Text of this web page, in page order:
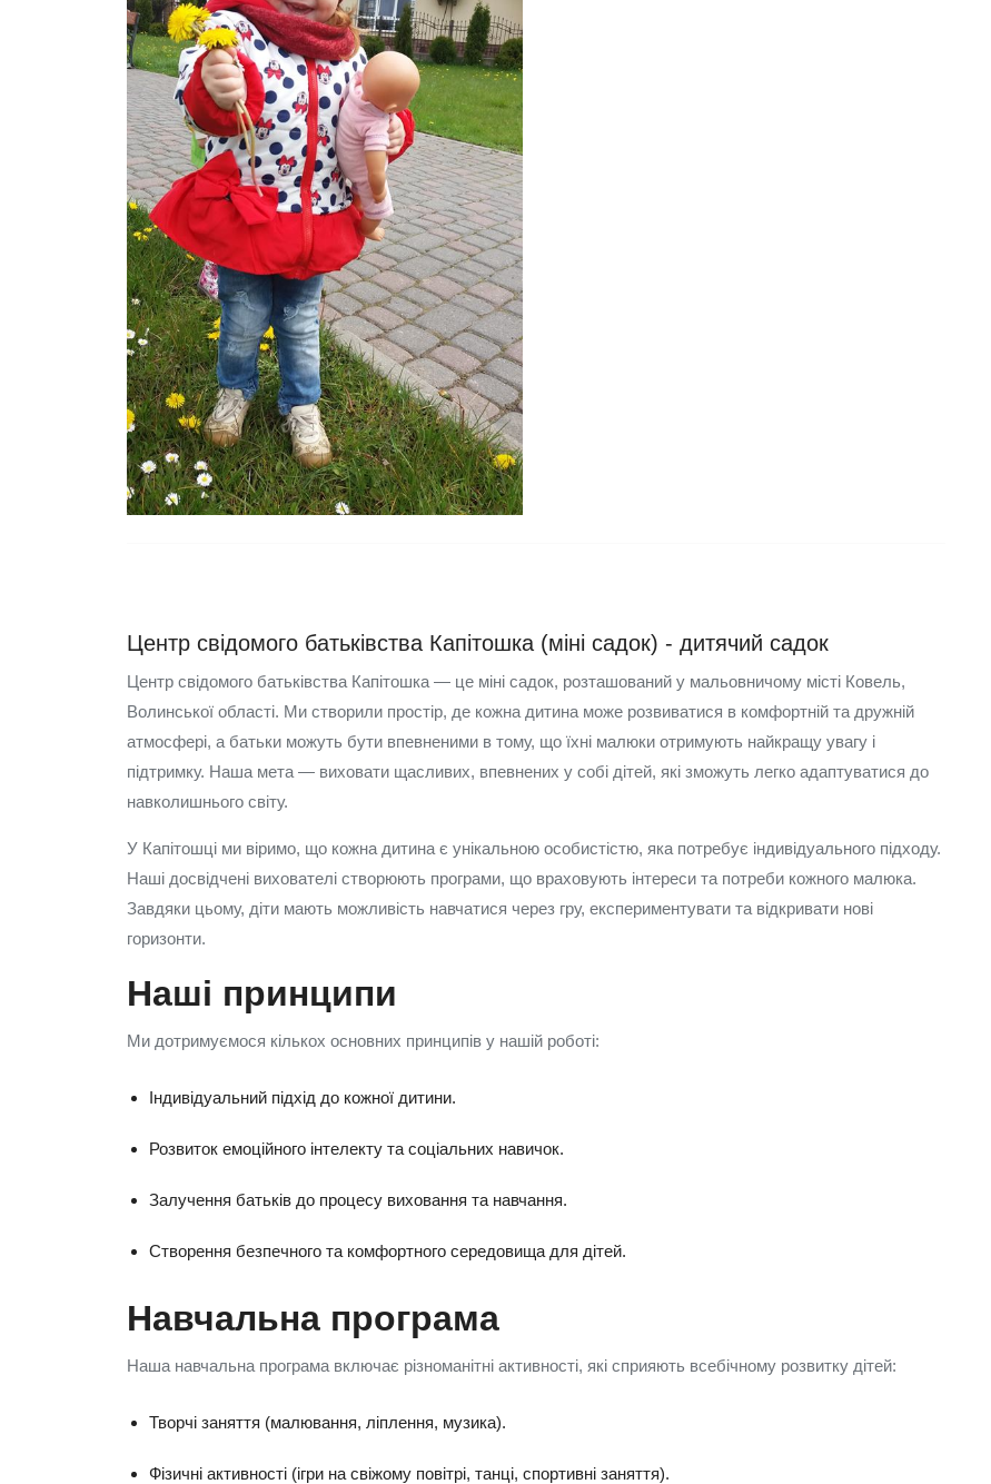
Центр свідомого батьківства Капітошка (міні садок) - дитячий садок
Центр свідомого батьківства Капітошка — це міні садок, розташований у мальовничому місті Ковель,
Волинської області. Ми створили простір, де кожна дитина може розвиватися в комфортній та дружній
атмосфері, а батьки можуть бути впевненими в тому, що їхні малюки отримують найкращу увагу і
підтримку. Наша мета — виховати щасливих, впевнених у собі дітей, які зможуть легко адаптуватися до
навколишнього світу.
У Капітошці ми віримо, що кожна дитина є унікальною особистістю, яка потребує індивідуального підходу.
Наші досвідчені вихователі створюють програми, що враховують інтереси та потреби кожного малюка.
Завдяки цьому, діти мають можливість навчатися через гру, експериментувати та відкривати нові
горизонти.
Наші принципи
Ми дотримуємося кількох основних принципів у нашій роботі:
Індивідуальний підхід до кожної дитини.
Розвиток емоційного інтелекту та соціальних навичок.
Залучення батьків до процесу виховання та навчання.
Створення безпечного та комфортного середовища для дітей.
Навчальна програма
Наша навчальна програма включає різноманітні активності, які сприяють всебічному розвитку дітей:
Творчі заняття (малювання, ліплення, музика).
Фізичні активності (ігри на свіжому повітрі, танці, спортивні заняття).